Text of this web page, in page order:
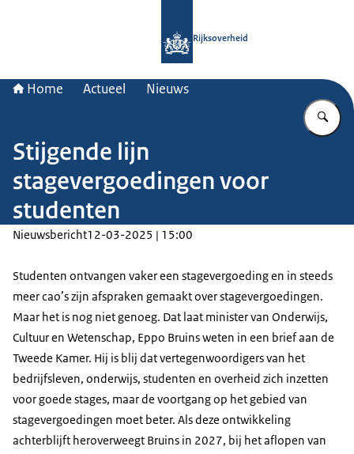
Rijksoverheid
Home Actueel Nieuws
Stijgende lijn
stagevergoedingen voor
studenten
Nieuwsbericht12-03-2025 | 15:00
Studenten ontvangen vaker een stagevergoeding en in steeds
meer cao’s zijn afspraken gemaakt over stagevergoedingen.
Maar het is nog niet genoeg. Dat laat minister van Onderwijs,
Cultuur en Wetenschap, Eppo Bruins weten in een brief aan de
Tweede Kamer. Hij is blij dat vertegenwoordigers van het
bedrijfsleven, onderwijs, studenten en overheid zich inzetten
voor goede stages, maar de voortgang op het gebied van
stagevergoedingen moet beter. Als deze ontwikkeling
achterblijft heroverweegt Bruins in 2027, bij het aflopen van